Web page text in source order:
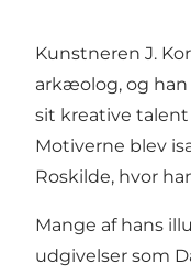
Kunstneren J.
arkæolog, og
sit kreative
Motiverne blev
Roskilde, hvor
Mange af hans
udgivelser som